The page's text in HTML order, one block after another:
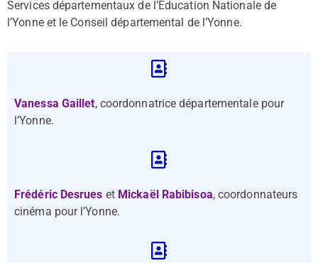
Services départementaux de l’Éducation Nationale de
l’Yonne et le Conseil départemental de l’Yonne.
Vanessa Gaillet, coordonnatrice départementale pour
l’Yonne.
Frédéric Desrues et Mickaël Rabibisoa, coordonnateurs
cinéma pour l’Yonne.